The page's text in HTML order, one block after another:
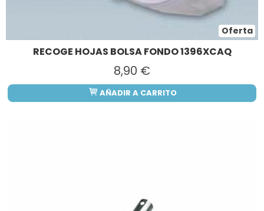
Oferta
RECOGE HOJAS BOLSA FONDO 1396XCAQ
8,90 €
AÑADIR A CARRITO